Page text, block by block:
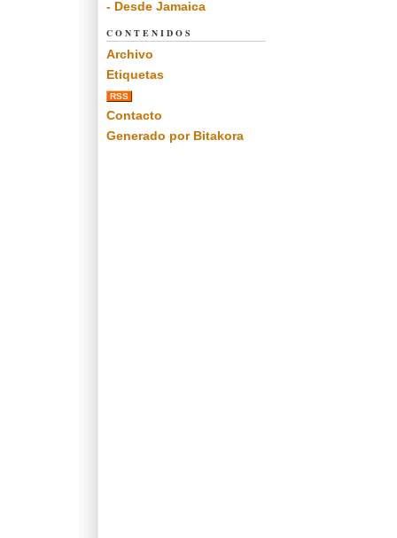
- Desde Jamaica
CONTENIDOS
Archivo
Etiquetas
RSS
Contacto
Generado por Bitakora